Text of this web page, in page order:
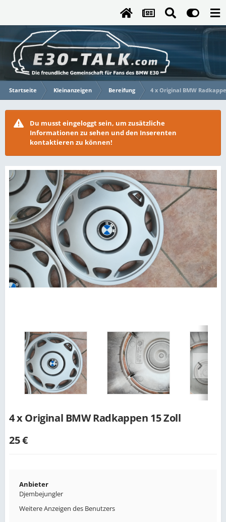
Startseite Kleinanzeigen Bereifung 4 x Original BMW
Du musst eingeloggt sein, um zusätzliche
Informationen zu sehen und den Inserenten
kontaktieren zu können!
4 x Original BMW Radkappen 15 Zoll
25 €
Anbieter
Djembejungler
Weitere Anzeigen des Benutzers